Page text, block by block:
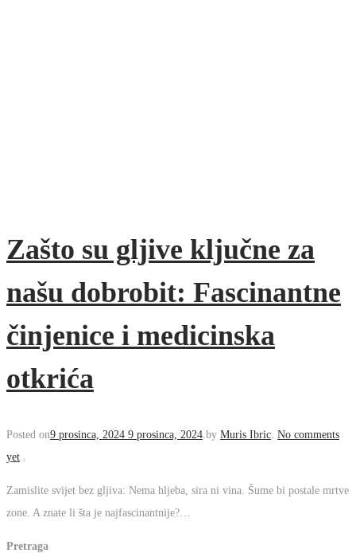
Zašto su gljive ključne za
našu dobrobit: Fascinantne
činjenice i medicinska
otkrića
Posted on9 prosinca, 2024 9 prosinca, 2024 by Muris Ibric No comments
yet
Zamislite svijet bez gljiva: Nema hljeba, sira ni vina. Šume bi postale mrtve
zone. A znate li šta je najfascinantnije?…
Pretraga